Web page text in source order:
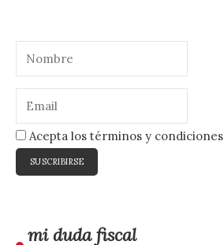
Acepta los términos y condiciones
mi duda fiscal